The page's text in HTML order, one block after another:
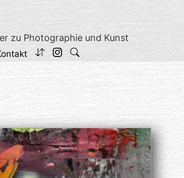
zu Photographie und Kunst